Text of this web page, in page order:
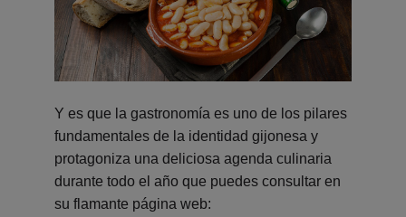
Y es que la gastronomía es uno de los pilares
fundamentales de la identidad gijonesa y
protagoniza una deliciosa agenda culinaria
durante todo el año que puedes consultar en
su flamante página web: